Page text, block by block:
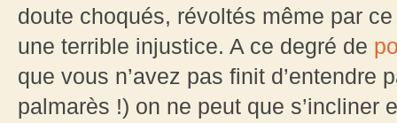
doute choqués, révoltés même par
une terrible injustice. A ce degré de
que vous n’avez pas finit d’entendre
palmarès !) on ne peut que